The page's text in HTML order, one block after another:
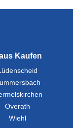
Kaufen
Overath
Wiehl